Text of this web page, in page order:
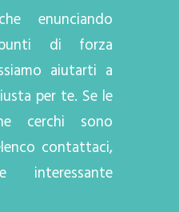
enunciando
di forza
aiutarti a
per te. Se le
cerchi sono
contattaci,
interessante